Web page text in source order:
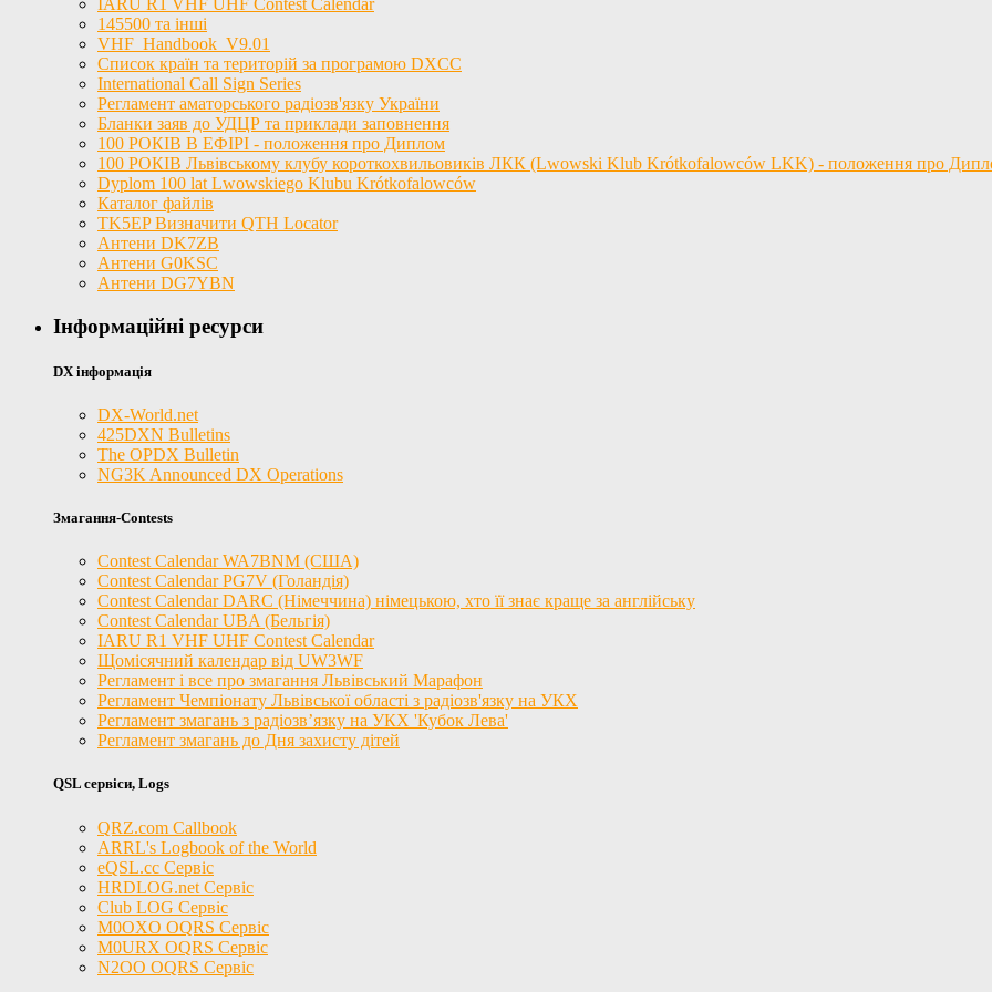
145500 та інші
VHF_Handbook_V9.01
Список країн та територій за програмою DXCC
International Call Sign Series
Регламент аматорського радіозв'язку України
Бланки заяв до УДЦР та приклади заповнення
100 РОКІВ В ЕФІРІ - положення про Диплом
100 РОКІВ Львівському клубу короткохвильовиків ЛКК (Lwowski Klub Krótkofalowców LKK) - положення про
Dyplom 100 lat Lwowskiego Klubu Krótkofalowców
Каталог файлів
TK5EP Визначити QTH Locator
Антени DK7ZB
Антени G0KSC
Антени DG7YBN
Інформаційні ресурси
DX інформація
DX-World.net
425DXN Bulletins
The OPDX Bulletin
NG3K Announced DX Operations
Змагання-Contests
Contest Calendar WA7BNM (США)
Contest Calendar PG7V (Голандія)
Contest Calendar DARC (Німеччина) німецькою, хто її знає краще за англійську
Contest Calendar UBA (Бельгія)
IARU R1 VHF UHF Contest Calendar
Щомісячний календар від UW3WF
Регламент і все про змагання Львівський Марафон
Регламент Чемпіонату Львівської області з радіозв'язку на УКХ
Регламент змагань з радіозв’язку на УКХ 'Кубок Лева'
Регламент змагань до Дня захисту дітей
QSL сервіси, Logs
QRZ.com Callbook
ARRL's Logbook of the World
eQSL.cc Сервіс
HRDLOG.net Сервіс
Club LOG Сервіс
M0OXO OQRS Сервіс
M0URX OQRS Сервіс
N2OO OQRS Сервіс